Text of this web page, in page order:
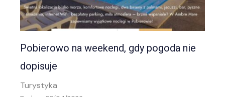
Pobierowo na weekend, gdy pogoda nie
dopisuje
Turystyka